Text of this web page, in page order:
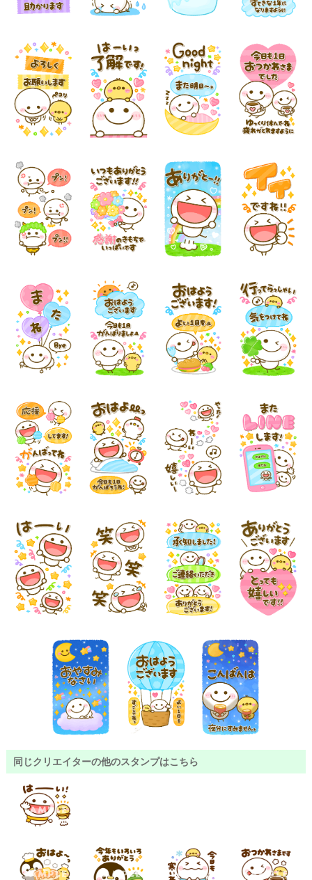
同じクリエイターの他のスタンプはこちら